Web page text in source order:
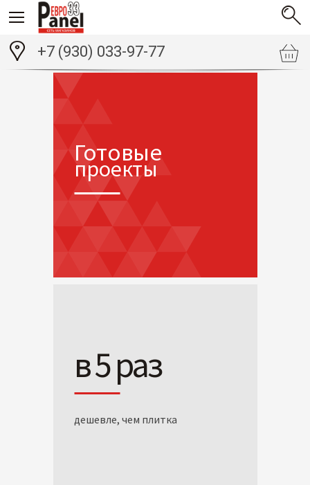
+7 (930) 033-97-77
Готовые
проекты
в 5 раз
дешевле, чем плитка